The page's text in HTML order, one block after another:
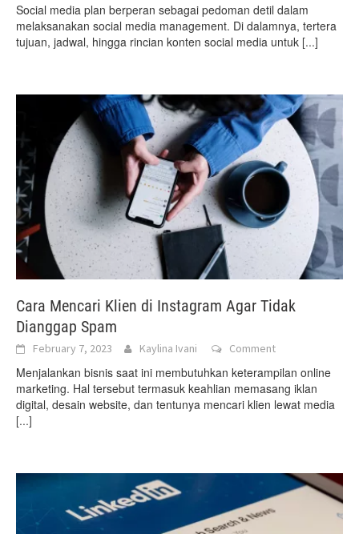
Social media plan berperan sebagai pedoman detil dalam
melaksanakan social media management. Di dalamnya, tertera
tujuan, jadwal, hingga rincian konten social media untuk [...]
Cara Mencari Klien di Instagram Agar Tidak
Dianggap Spam
February 7, 2023 Kaylina Ivani Comment
Menjalankan bisnis saat ini membutuhkan keterampilan online
marketing. Hal tersebut termasuk keahlian memasang iklan
digital, desain website, dan tentunya mencari klien lewat media
[...]